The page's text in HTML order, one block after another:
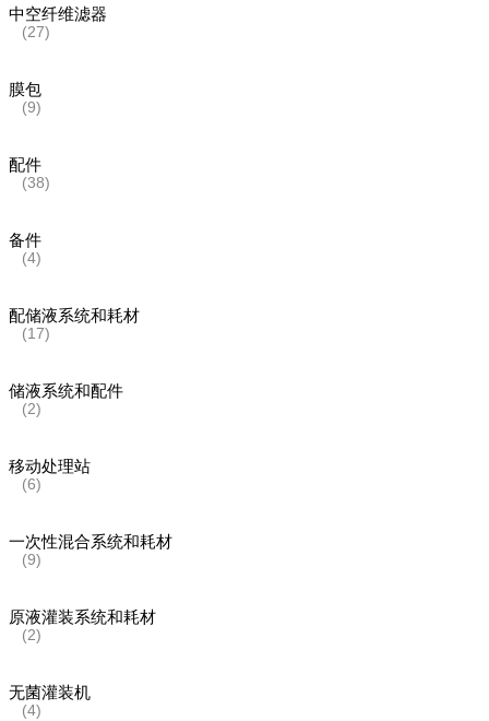
中空纤维滤器
(27)
膜包
(9)
配件
(38)
备件
(4)
配储液系统和耗材
(17)
储液系统和配件
(2)
移动处理站
(6)
一次性混合系统和耗材
(9)
原液灌装系统和耗材
(2)
无菌灌装机
(4)